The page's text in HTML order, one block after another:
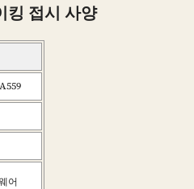
킹 접시 사양
어